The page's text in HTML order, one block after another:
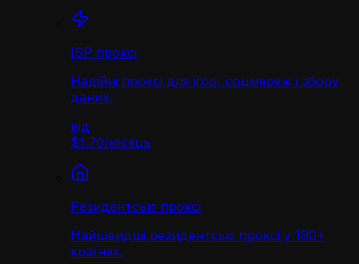
ISP проксі
Надійні проксі для ігор, соцмереж і збору
даних.
від
$1.70/місяць
Резидентські проксі
Найшвидші резидентські проксі у 190+
країнах.